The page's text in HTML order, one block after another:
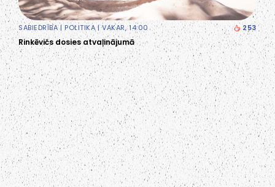
SABIEDRĪBA| POLITIKA| VAKAR, 14:00 253
Rinkēvičs dosies atvaļinājumā